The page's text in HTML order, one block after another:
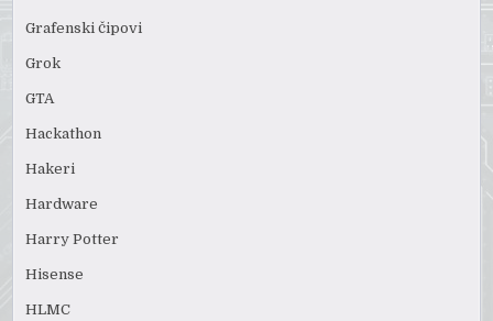
Grafenski čipovi
Grok
GTA
Hackathon
Hakeri
Hardware
Harry Potter
Hisense
HLMC